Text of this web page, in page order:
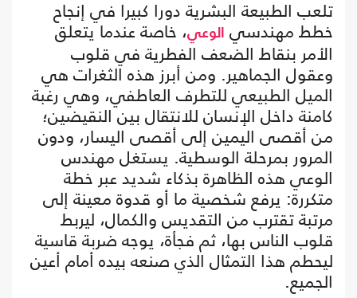
تلعب الطبيعة البشرية دورا كبيرا في إنجاح
خطط مهندسي الوعي، خاصة عندما يتعلق
الأمر بنقاط الضعف الفطرية في قلوب
وعقول الجماهير. ومن أبرز هذه الثغرات هي
الميل الطبيعي للتطرف العاطفي، وهي رغبة
كامنة داخل الإنسان للانتقال بين النقيضين؛
من أقصى اليمين إلى أقصى اليسار، ودون
المرور بمرحلة الوسطية. يستغل مهندس
الوعي هذه الظاهرة بذكاء شديد عبر خطة
متكررة: يرفع شخصية ما أو قدوة معينة إلى
مرتبة تقترب من التقديس والكمال، ليربط
قلوب الناس بها، ثم فجأة، يوجه ضربة قاسية
ليحطم هذا التمثال الذي صنعه بيده أمام أعين
الجميع.